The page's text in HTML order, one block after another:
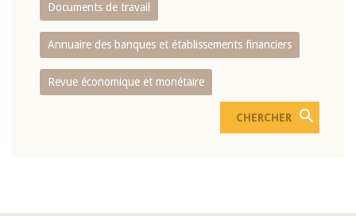
Documents de travail
Annuaire des banques et établissements financiers
Revue économique et monétaire